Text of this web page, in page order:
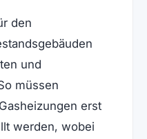
den
und
müssen
erst
werden, wobei